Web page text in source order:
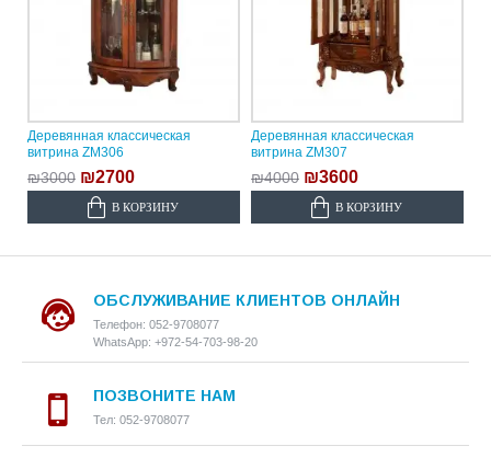
Деревянная классическая
витрина ZM306
₪3000 ₪2700
В КОРЗИНУ
Деревянная классическая
витрина ZM307
₪4000 ₪3600
В КОРЗИНУ
ОБСЛУЖИВАНИЕ КЛИЕНТОВ ОНЛАЙН
Телефон: 052-9708077
WhatsApp: +972-54-703-98-20
ПОЗВОНИТЕ НАМ
Тел: 052-9708077